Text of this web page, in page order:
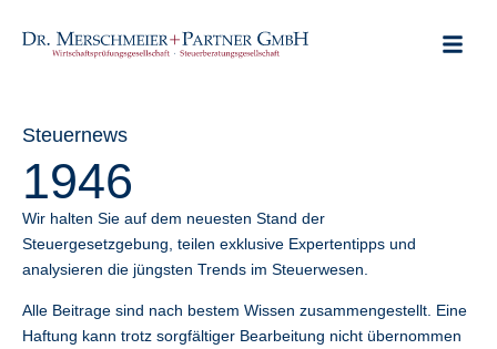
Steuernews
1946
Wir halten Sie auf dem neuesten Stand der
Steuergesetzgebung, teilen exklusive Expertentipps und
analysieren die jüngsten Trends im Steuerwesen.
Alle Beitrage sind nach bestem Wissen zusammengestellt. Eine
Haftung kann trotz sorgfältiger Bearbeitung nicht übernommen